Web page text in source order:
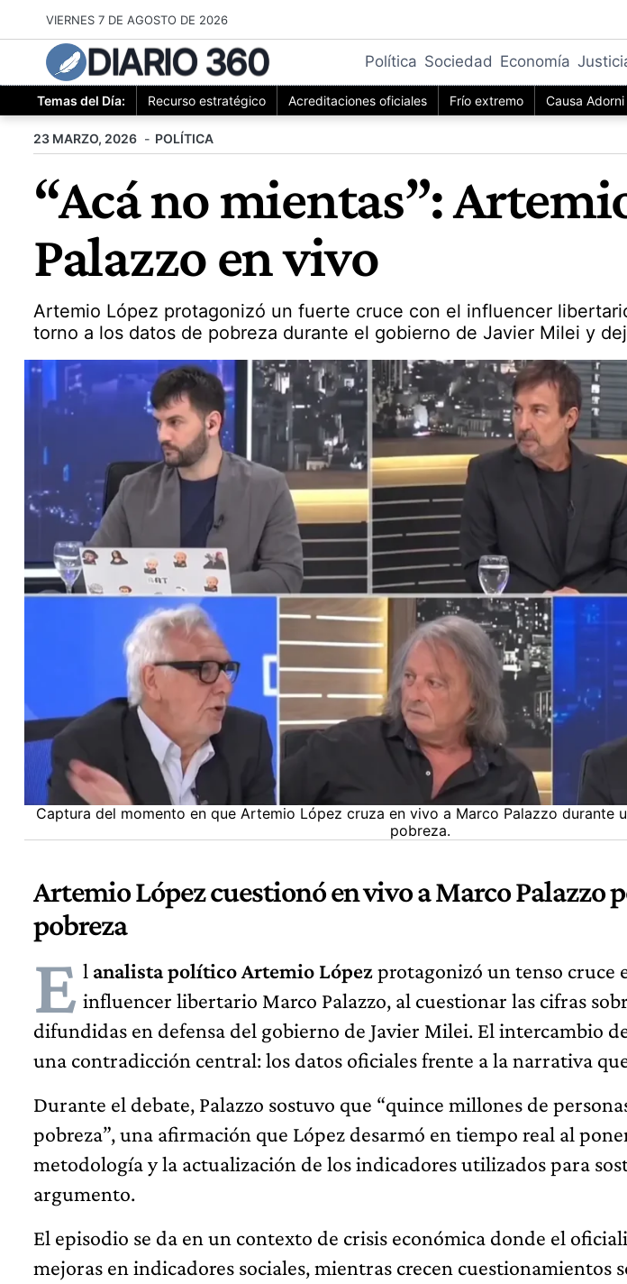
al
contenido
VIERNES 7 DE AGOSTO DE 2026
DIARIO 360 Política Sociedad Economía
Temas del Día: Recurso estratégico Acreditaciones oficiales Frío extremo Causa Adorni
23 MARZO, 2026 POLÍTICA
“Acá no mientas”:
Palazzo en vivo
Artemio López protagonizó un fuerte cruce con el influencer
torno a los datos de pobreza durante el gobierno de Javier Milei y
Captura del momento en que Artemio López cruza en vivo a Marco Palazzo durante
pobreza.
Artemio López cuestionó en vivo a Marco Palazzo
pobreza
E l analista político Artemio Lópezprotagonizó un tenso cruce
influencer libertario Marco Palazzo, al cuestionar las cifras
difundidas en defensa del gobierno de Javier Milei. El intercambio
una contradicción central: los datos oficiales frente a la narrativa
Durante el debate, Palazzo sostuvo que “quince millones de
pobreza”, una afirmación que López desarmó en tiempo real al
metodología y la actualización de los indicadores utilizados para
argumento.
El episodio se da en un contexto de crisis económica donde el
mejoras en indicadores sociales, mientras crecen cuestionamientos